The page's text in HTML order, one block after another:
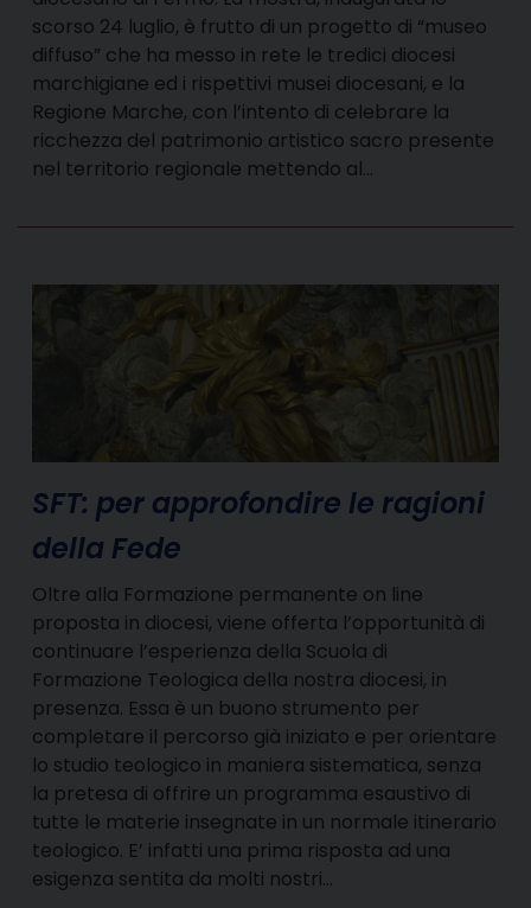
scorso 24 luglio, è frutto di un progetto di “museo
diffuso” che ha messo in rete le tredici diocesi
marchigiane ed i rispettivi musei diocesani, e la
Regione Marche, con l’intento di celebrare la
ricchezza del patrimonio artistico sacro presente
nel territorio regionale mettendo al…
SFT: per approfondire le ragioni
della Fede
Oltre alla Formazione permanente on line
proposta in diocesi, viene offerta l’opportunità di
continuare l’esperienza della Scuola di
Formazione Teologica della nostra diocesi, in
presenza. Essa è un buono strumento per
completare il percorso già iniziato e per orientare
lo studio teologico in maniera sistematica, senza
la pretesa di offrire un programma esaustivo di
tutte le materie insegnate in un normale itinerario
teologico. E’ infatti una prima risposta ad una
esigenza sentita da molti nostri…